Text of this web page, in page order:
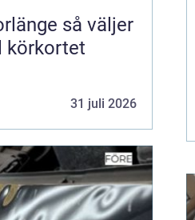
så väljer
körkortet
31 juli 2026